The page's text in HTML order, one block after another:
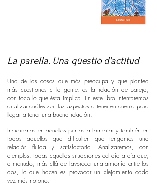
La parella. Una qüestió d'actitud
Una de las cosas que más preocupa y que plantea
más cuestiones a la gente, es la relación de pareja,
con todo lo que ésta implica. En este libro intentaremos
analizar cuáles son los aspectos a tener en cuenta para
llegar a tener una buena relación.
Incidiremos en aquellos puntos a fomentar y también en
todos aquellos que dificulten que tengamos una
relación fluida y satisfactoria. Analizaremos, con
ejemplos, todas aquellas situaciones del día a día que,
a menudo, más allá de favorecer una armonía entre los
dos, lo que hacen es provocar un alejamiento cada
vez más notorio.